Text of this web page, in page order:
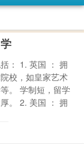
： 1. 英国 ： 拥
校，如皇家艺术
。 学制短，留学
。 2. 美国 ： 拥